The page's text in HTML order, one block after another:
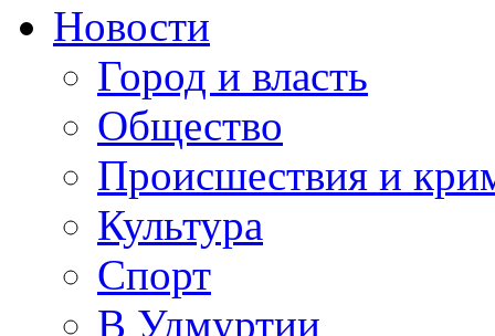
Новости
Город и власть
Общество
Происшествия и
Культура
Спорт
В Удмуртии